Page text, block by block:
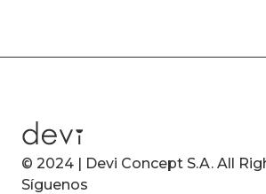
© 2024 | Devi Concept S.A. All
Síguenos